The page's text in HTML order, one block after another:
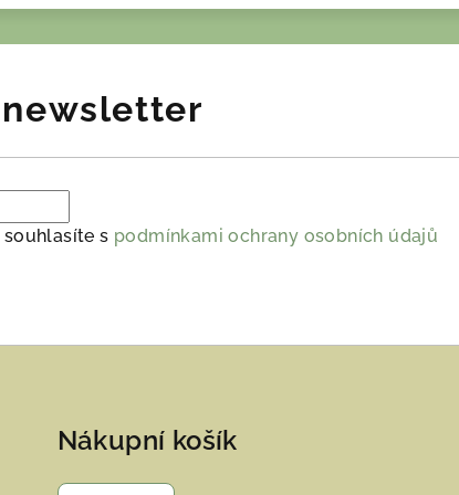
s podmínkami ochrany osobních údajů
Nákupní košík